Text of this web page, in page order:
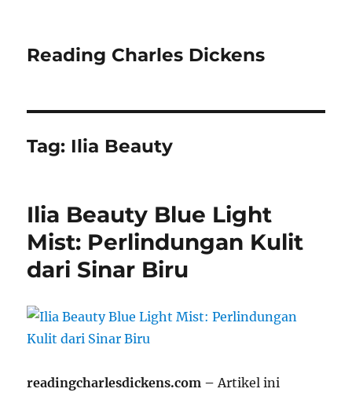
Reading Charles Dickens
Tag: Ilia Beauty
Ilia Beauty Blue Light
Mist: Perlindungan Kulit
dari Sinar Biru
readingcharlesdickens.com –Artikel ini